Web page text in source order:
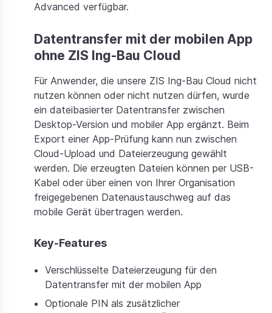
Advanced verfügbar.
Datentransfer mit der mobilen App
ohne ZIS Ing-Bau Cloud
Für Anwender, die unsere ZIS Ing-Bau Cloud nicht
nutzen können oder nicht nutzen dürfen, wurde
ein dateibasierter Datentransfer zwischen
Desktop-Version und mobiler App ergänzt. Beim
Export einer App-Prüfung kann nun zwischen
Cloud-Upload und Dateierzeugung gewählt
werden. Die erzeugten Dateien können per USB-
Kabel oder über einen von Ihrer Organisation
freigegebenen Datenaustauschweg auf das
mobile Gerät übertragen werden.
Key-Features
Verschlüsselte Dateierzeugung für den
Datentransfer mit der mobilen App
Optionale PIN als zusätzlicher